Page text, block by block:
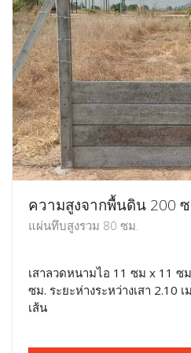
ความสูงจากพื้นดิน 200
แผ่นทึบสูงรวม 80 ซม.
เสาลวดหนามไอ 11 ซม x 11 ซ
ซม. ระยะห่างระหว่างเสา 2.10
เส้น